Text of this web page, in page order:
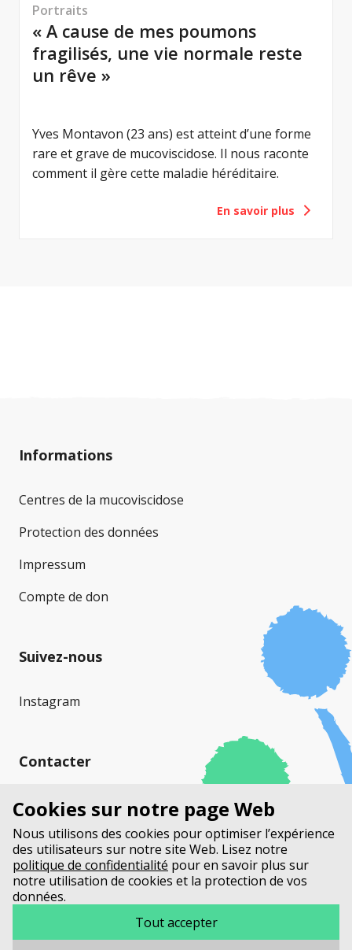
Portraits
« A cause de mes poumons
fragilisés, une vie normale reste
un rêve »
Yves Montavon (23 ans) est atteint d’une forme
rare et grave de mucoviscidose. Il nous raconte
comment il gère cette maladie héréditaire.
En savoir plus
Informations
Centres de la mucoviscidose
Protection des données
Impressum
Compte de don
Suivez-nous
Instagram
Contacter
Mucoviscidose Suisse (MVS)
Stauffacherstrasse 17a
Case Postale
3014 Berne
+41 31 552 33 00
info@mucoviscidosesuisse.ch
Cookies sur notre page Web
Nous utilisons des cookies pour optimiser l’expérience
des utilisateurs sur notre site Web. Lisez notre
politique de confidentialité pour en savoir plus sur
notre utilisation de cookies et la protection de vos
données.
Tout accepter